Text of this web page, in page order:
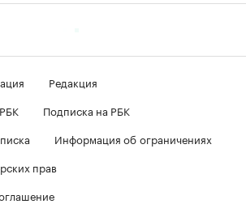
Редакция
Подписка на РБК
Информация об ограничениях
прав